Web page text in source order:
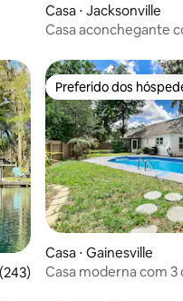
Casa ⋅ Jacksonville
Casa aconchegante
uma avaliação média de 5,
Preferido dos
Preferido dos
Casa ⋅ Gainesville
Casa moderna com 3